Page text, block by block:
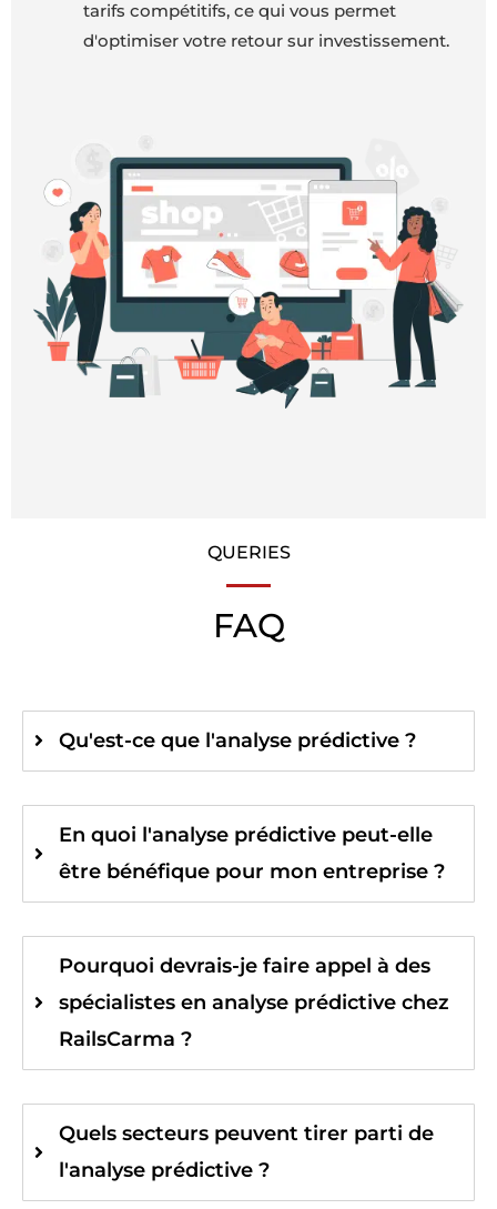
tarifs compétitifs, ce qui vous permet
d'optimiser votre retour sur investissement.
QUERIES
FAQ
Qu'est-ce que l'analyse prédictive ?
En quoi l'analyse prédictive peut-elle
être bénéfique pour mon entreprise ?
Pourquoi devrais-je faire appel à des
spécialistes en analyse prédictive chez
RailsCarma ?
Quels secteurs peuvent tirer parti de
l'analyse prédictive ?